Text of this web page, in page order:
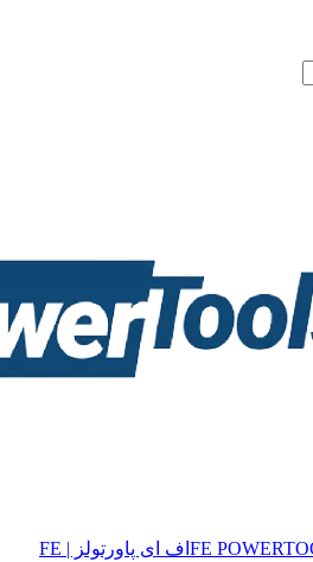
اف ای پاورتولز | FE